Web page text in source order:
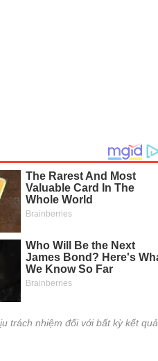
trách nhiệm đối với bất kỳ kết quả